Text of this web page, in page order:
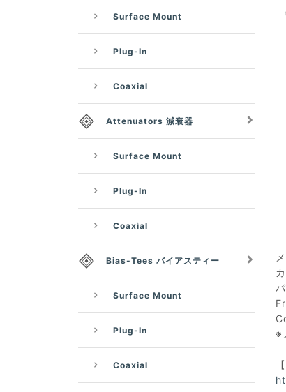
※
Surface Mount
Plug-In
Coaxial
Attenuators 減衰器
Surface Mount
Plug-In
Coaxial
Bias-Tees バイアスティー
Surface Mount
Plug-In
Coaxial